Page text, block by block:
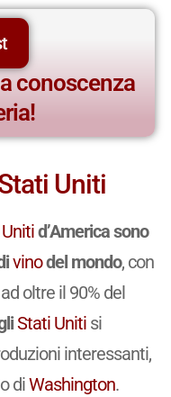
conoscenza
Uniti
d’America sono
vinodel mondo, con
oltre il 90% del
Stati Unitisi
interessanti,
diWashington.